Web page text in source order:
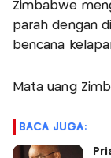
Zimbabwe
parah dengan
bencana
Mata uang
BACA JUGA: